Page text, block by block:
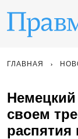
ГЛАВНАЯ
Немецкий
своем
распятия